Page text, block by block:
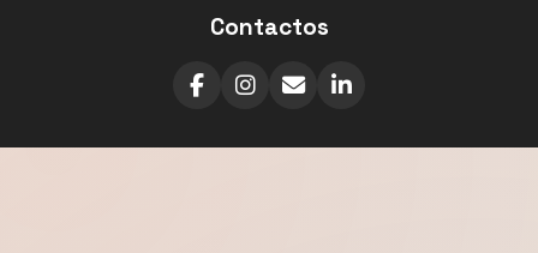
Contactos